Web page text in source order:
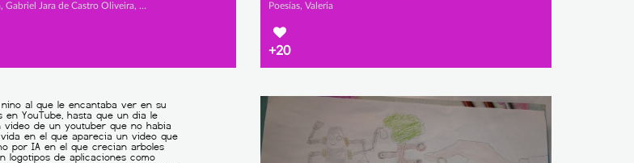
Secundaria, Gabriel Jara de Castro Oliveira, Ariadna Gascón Ruiz y Alexandra Vera Uscai Poesías, Valeria
+20